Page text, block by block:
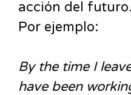
acción del futuro.
Por ejemplo:
By the time I
have been